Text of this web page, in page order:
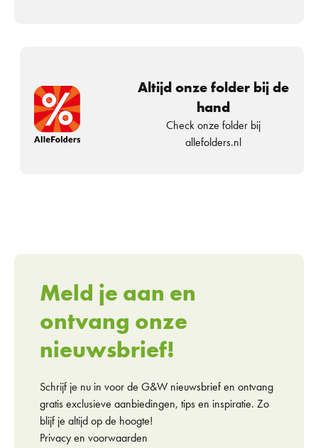
Altijd onze folder bij de
hand
Check onze folder bij
allefolders.nl
Meld je aan en
ontvang onze
nieuwsbrief!
Schrijf je nu in voor de G&W nieuwsbrief en ontvang
gratis exclusieve aanbiedingen, tips en inspiratie. Zo
blijf je altijd op de hoogte!
Privacy en voorwaarden